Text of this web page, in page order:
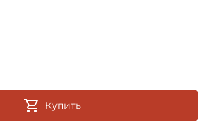
Купить